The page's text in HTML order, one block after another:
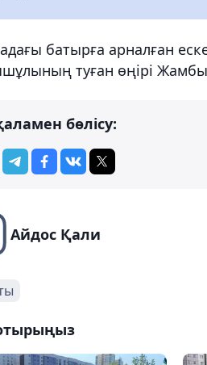
батырға арналған
туған өңірі
бөлісу:
Айдос Қали